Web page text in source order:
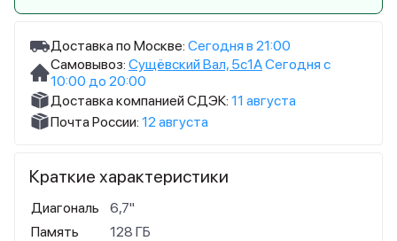
Доставка по Москве: Сегодня в 21:00
Самовывоз: Сущёвский Вал, 5с1АСегодня с
10:00 до 20:00
Доставка компанией СДЭК: 11 августа
Почта России: 12 августа
Краткие характеристики
Диагональ
6,7"
Память
128 ГБ